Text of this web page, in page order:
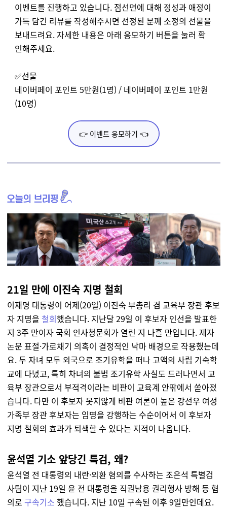
이벤트를 진행하고 있습니다. 점선면에 대해 정성과 애정이
가득 담긴 리뷰를 작성해주시면 선정된 분께 소정의 선물을
보내드려요. 자세한 내용은 아래 응모하기 버튼을 눌러 확
인해주세요.
✅선물
네이버페이 포인트 5만원(1명) / 네이버페이 포인트 1만원
(10명)
👉 이벤트 응모하기 👈
21일 만에 이진숙 지명 철회
이재명 대통령이 어제(20일) 이진숙 부총리 겸 교육부 장관 후보
자 지명을 철회했습니다. 지난달 29일 이 후보자 인선을 발표한
지 3주 만이자 국회 인사청문회가 열린 지 나흘 만입니다. 제자
논문 표절·가로채기 의혹이 결정적인 낙마 배경으로 작용했는데
요. 두 자녀 모두 외국으로 조기유학을 떠나 고액의 사립 기숙학
교에 다녔고, 특히 차녀의 불법 조기유학 사실도 드러나면서 교
육부 장관으로서 부적격이라는 비판이 교육계 안팎에서 쏟아졌
습니다. 다만 이 후보자 못지않게 비판 여론이 높은 강선우 여성
가족부 장관 후보자는 임명을 강행하는 수순이어서 이 후보자
지명 철회의 효과가 퇴색할 수 있다는 지적이 나옵니다.
윤석열 기소 앞당긴 특검, 왜?
윤석열 전 대통령의 내란·외환 혐의를 수사하는 조은석 특별검
사팀이 지난 19일 윤 전 대통령을 직권남용 권리행사 방해 등 혐
의로 구속기소 했습니다. 지난 10일 구속된 이후 9일만인데요.